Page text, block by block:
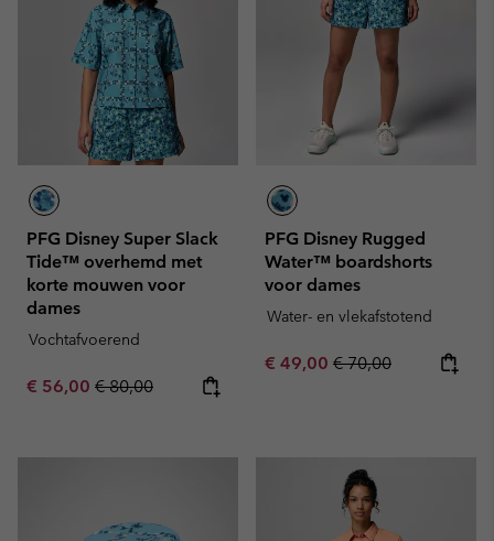
PFG Disney Super Slack
Tide™ overhemd met
korte mouwen voor
dames
Vochtafvoerend
Sale price:
€ 56,00 Regular price:
€ 80,00
PFG Disney Rugged
Water™ boardshorts
voor dames
Water- en vlekafstotend
Sale price:
€ 49,00 Regular price:
€ 70,00